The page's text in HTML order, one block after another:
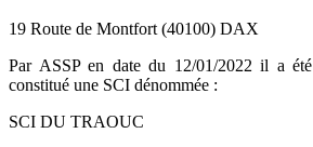
19 Route de Montfort (40100) DAX
Par ASSP en date du 12/01/2022 il a été
constitué une SCI dénommée :
SCI DU TRAOUC